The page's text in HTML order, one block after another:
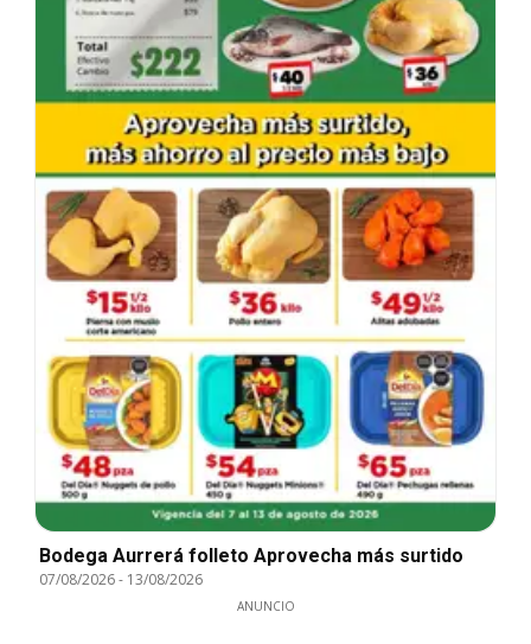
Bodega Aurrerá folleto Aprovecha más surtido
07/08/2026- 13/08/2026
ANUNCIO